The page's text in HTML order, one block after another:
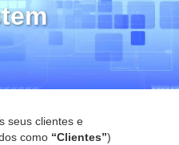
seus clientes e
como “Clientes”)